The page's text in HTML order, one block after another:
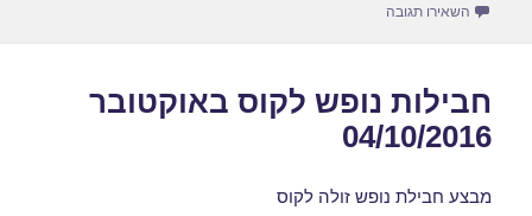
השאירו תגובה
חבילות נופש לקוס באוקטובר
04/10/2016
מבצע חבילת נופש זולה לקוס